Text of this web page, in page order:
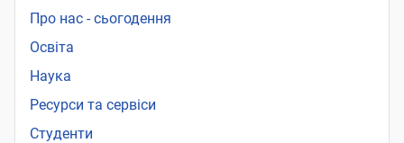
Про нас - сьогодення
Освіта
Наука
Ресурси та сервіси
Студенти